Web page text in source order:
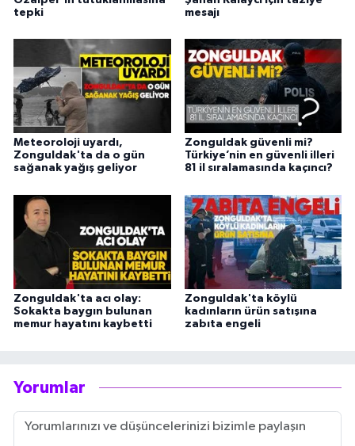
tepki
mesajı
Meteoroloji uyardı,
Zonguldak'ta da o gün
sağanak yağış geliyor
Zonguldak güvenli mi?
Türkiye’nin en güvenli illeri
81 il sıralamasında kaçıncı?
Zonguldak'ta acı olay:
Sokakta baygın bulunan
memur hayatını kaybetti
Zonguldak'ta köylü
kadınların ürün satışına
zabıta engeli
Yorumlar